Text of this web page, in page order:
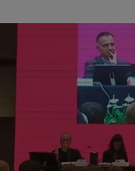
Cinema,
Famiglia
ed